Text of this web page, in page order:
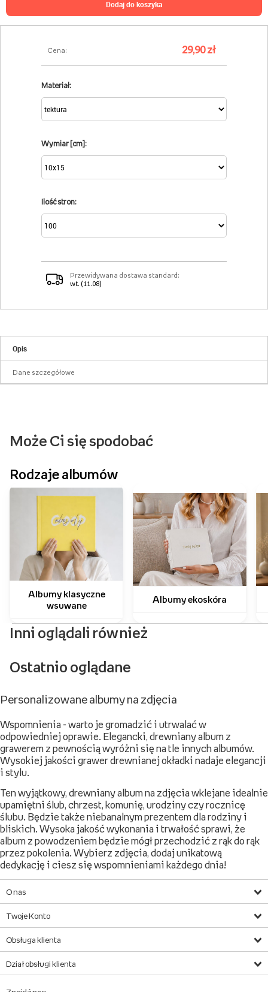
Cena: 29,90 zł
Materiał:
Wymiar [cm]:
Ilość stron:
Przewidywana dostawa standard:
wt. (11.08)
dodaj do koszyka
Opis
Dane szczegółowe
Może Ci się spodobać
Rodzaje albumów
Albumy klasyczne
Inni oglądali również
Personalizowane albumy na zdjęcia
Wspomnienia - warto je gromadzić i utrwalać w
odpowiedniej oprawie. Elegancki, drewniany album z
grawerem z pewnością wyróżni się na tle innych albumów.
Wysokiej jakości grawer drewnianej okładki nadaje elegancji
i stylu.
Ten wyjątkowy, drewniany album na zdjęcia wklejane idealnie
upamiętni ślub, chrzest, komunię, urodziny czy rocznicę
ślubu. Będzie także niebanalnym prezentem dla rodziny i
bliskich. Wysoka jakość wykonania i trwałość sprawi, że
album z powodzeniem będzie mógł przechodzić z rąk do rąk
przez pokolenia. Wybierz zdjęcia, dodaj unikatową
O nas
Twoje Konto
Obsługa klienta